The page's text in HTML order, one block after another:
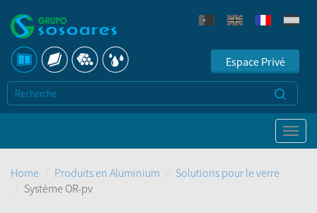
Espace Privé
Home Produits en Aluminium
Solutions pour le verre
Système OR-pv